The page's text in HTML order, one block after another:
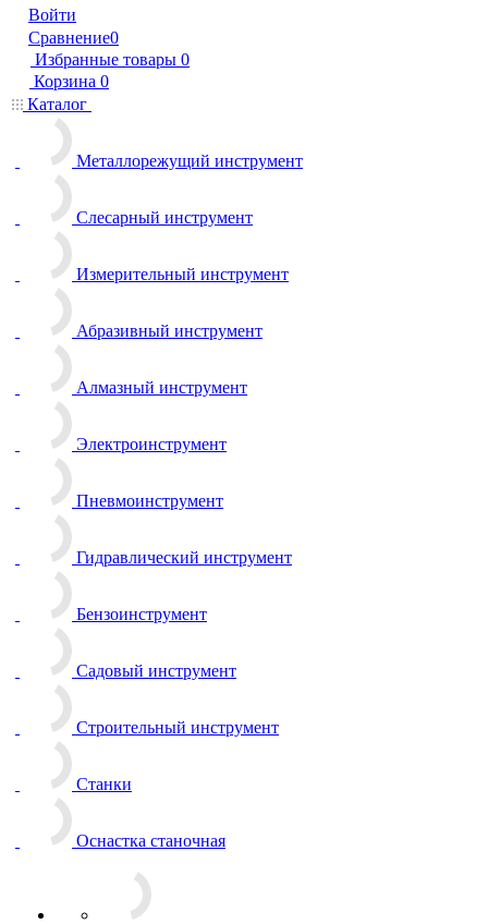
Войти
Сравнение0
Избранные товары 0
Корзина 0
Каталог
Металлорежущий инструмент
Слесарный инструмент
Измерительный инструмент
Абразивный инструмент
Алмазный инструмент
Электроинструмент
Пневмоинструмент
Гидравлический инструмент
Бензоинструмент
Садовый инструмент
Строительный инструмент
Станки
Оснастка станочная